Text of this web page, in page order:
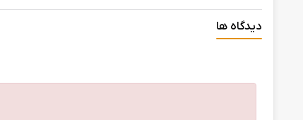
دیدگاه ها